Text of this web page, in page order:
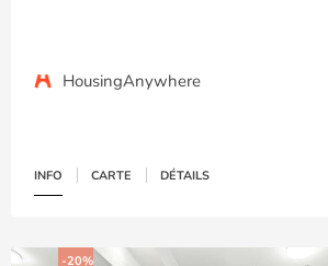
HousingAnywhere
INFO CARTE DÉTAILS
-20%